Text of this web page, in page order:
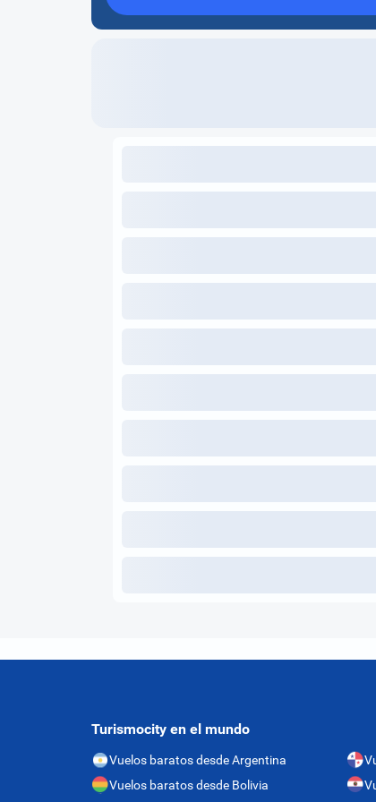
Turismocity en el mundo
Vuelos baratos desde Argentina
Vuelos baratos desde Bolivia